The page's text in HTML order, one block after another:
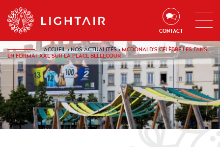
Aller au contenu Aller à la recherche
CONTACT
ACCUEIL›NOS ACTUALITÉS›MCDONALD’S CÉLÈBRE LES FANS
EN FORMAT XXL SUR LA PLACE BELLECOUR